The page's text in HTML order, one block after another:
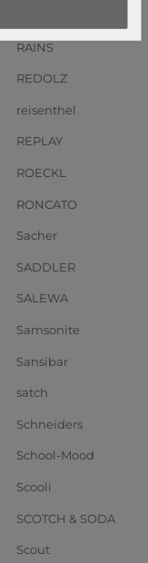
RAINS
REDOLZ
reisenthel
REPLAY
ROECKL
RONCATO
Sacher
SADDLER
SALEWA
Samsonite
Sansibar
satch
Schneiders
School-Mood
Scooli
SCOTCH & SODA
Scout